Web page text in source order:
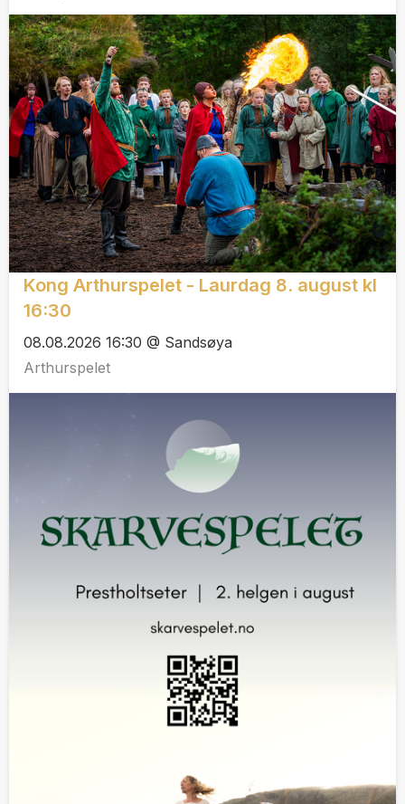
Kong Arthurspelet - Laurdag 8. august kl
16:30
08.08.2026 16:30 @ Sandsøya
Arthurspelet